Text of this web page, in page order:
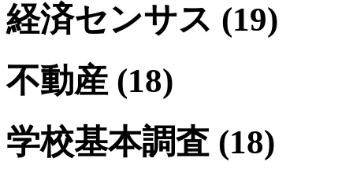
経済センサス (19)
不動産 (18)
学校基本調査 (18)